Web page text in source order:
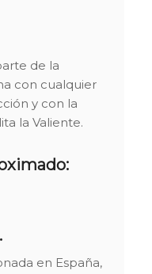
de la
con cualquier
y con la
la Valiente.
en España,